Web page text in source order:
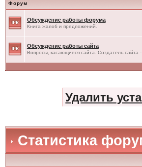
Форум
Обсуждение работы форума
Книга жалоб и предложений.
Обсуждение работы сайта
Вопросы, касающиеся сайта. Создатель сайта
Удалить
Статистика